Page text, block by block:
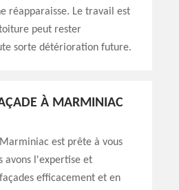
réapparaisse. Le travail est
peut rester
sorte détérioration future.
À MARMINIAC
est prête à vous
avons l'expertise et
efficacement et en